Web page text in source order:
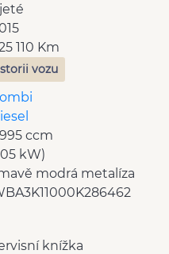
110 Km
vozu
ccm
kW)
modrá metalíza
knížka